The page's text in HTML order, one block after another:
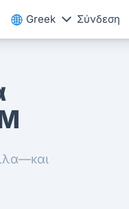
Greek Σύνδεση